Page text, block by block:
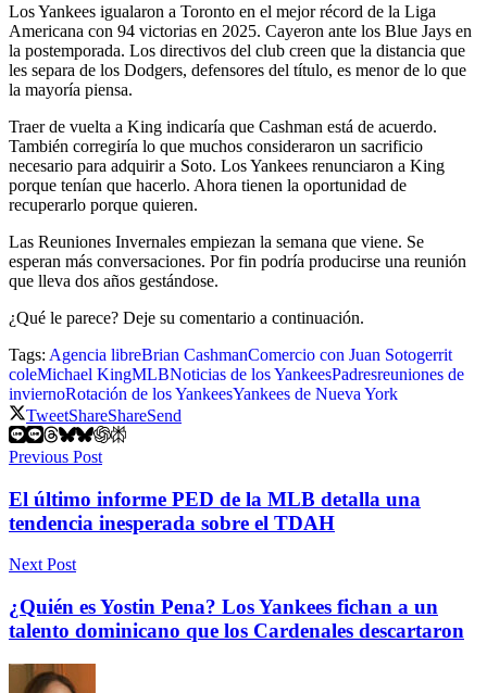
Los Yankees igualaron a Toronto en el mejor récord de la Liga
Americana con 94 victorias en 2025. Cayeron ante los Blue Jays en
la postemporada. Los directivos del club creen que la distancia que
les separa de los Dodgers, defensores del título, es menor de lo que
la mayoría piensa.
Traer de vuelta a King indicaría que Cashman está de acuerdo.
También corregiría lo que muchos consideraron un sacrificio
necesario para adquirir a Soto. Los Yankees renunciaron a King
porque tenían que hacerlo. Ahora tienen la oportunidad de
recuperarlo porque quieren.
Las Reuniones Invernales empiezan la semana que viene. Se
esperan más conversaciones. Por fin podría producirse una reunión
que lleva dos años gestándose.
¿Qué le parece? Deje su comentario a continuación.
Tags: Agencia libreBrian CashmanComercio con Juan Sotogerrit
coleMichael KingMLBNoticias de los YankeesPadresreuniones de
inviernoRotación de los YankeesYankees de Nueva York
TweetShareShareSend
Previous Post
El último informe PED de la MLB detalla una
tendencia inesperada sobre el TDAH
Next Post
¿Quién es Yostin Pena? Los Yankees fichan a un
talento dominicano que los Cardenales descartaron